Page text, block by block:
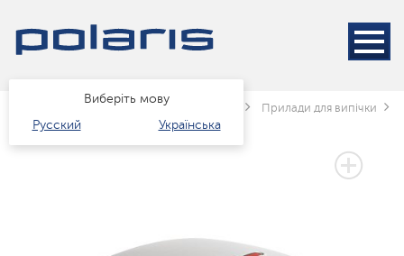
Виберіть мову
Русский
Українська
Каталог Техніка для кухні Прилади для випічки